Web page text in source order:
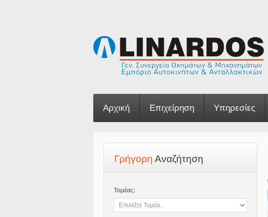
Αρχική Επιχείρηση Υπηρεσίες
ΓρήγορηΑναζήτηση
Τομέας: